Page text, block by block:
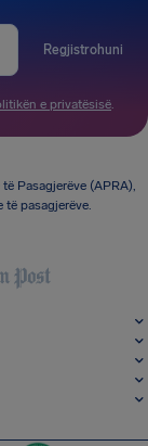
Regjistrohuni
e privatësisë.
Pasagjerëve (APRA),
pasagjerëve.